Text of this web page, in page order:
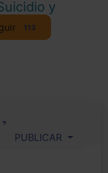
y
113
2
PUBLICAR